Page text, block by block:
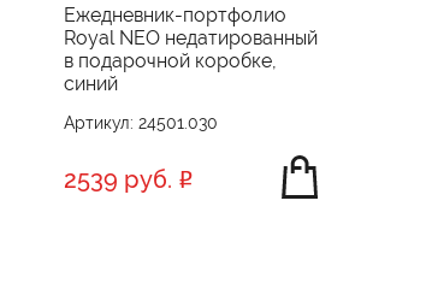
Ежедневник-портфолио
Royal NEO недатированный
в подарочной коробке,
синий
Артикул: 24501.030
2539 руб.